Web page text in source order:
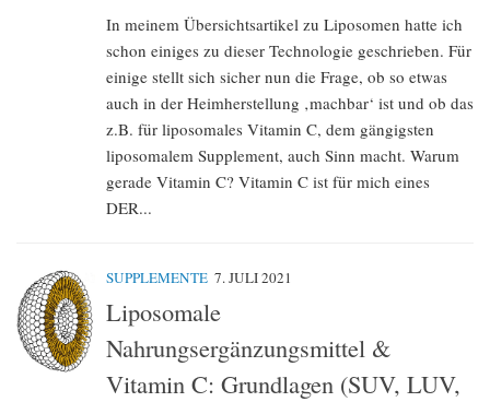
In meinem Übersichtsartikel zu Liposomen hatte ich
schon einiges zu dieser Technologie geschrieben. Für
einige stellt sich sicher nun die Frage, ob so etwas
auch in der Heimherstellung ‚machbar‘ ist und ob das
z.B. für liposomales Vitamin C, dem gängigsten
liposomalem Supplement, auch Sinn macht. Warum
gerade Vitamin C? Vitamin C ist für mich eines
DER...
SUPPLEMENTE 7. JULI 2021
Liposomale
Nahrungsergänzungsmittel &
Vitamin C: Grundlagen (SUV, LUV,